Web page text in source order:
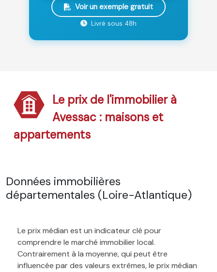
Voir un exemple gratuit
Livré sous 48h
Le prix de l'immobilier à
Avessac : maisons et
appartements
Données immobilières
départementales (Loire-Atlantique)
Le prix médian est un indicateur clé pour
comprendre le marché immobilier local.
Contrairement à la moyenne, qui peut être
influencée par des valeurs extrêmes, le prix médian